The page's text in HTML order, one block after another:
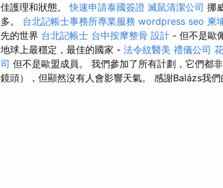
佳護理和狀態。快速申請泰國簽證 滅鼠清潔公司 挪
多。 台北記帳士事務所專業服務 wordpress seo 柬
先的世界 台北記帳士 台中按摩整骨 設計 - 但不是歐
地球上最穩定，最佳的國家 - 法令紋醫美 禮儀公司
司 但不是歐盟成員。 我們參加了所有計劃，它們都
鏡頭），但顯然沒有人會影響天氣。 感謝Balázs我們